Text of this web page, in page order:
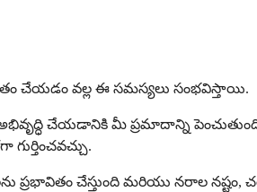
చేయడం వల్ల ఈ సమస్యలు సంభవిస్తాయి.
చేయడానికి మీ ప్రమాదాన్ని
ప్రభావితం చేస్తుంది మరియు నరాల